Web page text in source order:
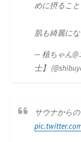
めに摂るこ
肌も綺麗に
— 植ちゃん
士】
サウナから